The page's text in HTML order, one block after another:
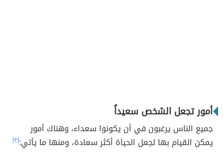
أمور تجعل الشخص سعيداً
جميع الناس يرغبون في أن يكونوا سعداء، وهناك أمور
يمكن القيام بها لجعل الحياة أكثر سعادة، ومنها ما يأتي:[٣]